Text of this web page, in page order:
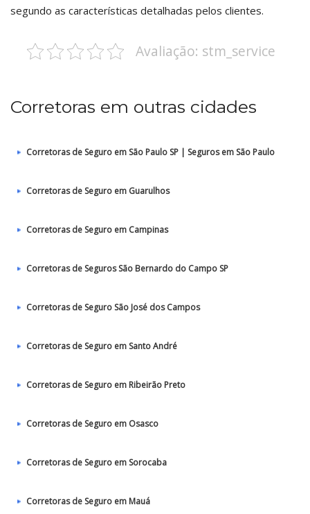
segundo as características detalhadas pelos clientes.
Avaliação: stm_service
Corretoras em outras cidades
Corretoras de Seguro em São Paulo SP | Seguros em São Paulo
Corretoras de Seguro em Guarulhos
Corretoras de Seguro em Campinas
Corretoras de Seguros São Bernardo do Campo SP
Corretoras de Seguro São José dos Campos
Corretoras de Seguro em Santo André
Corretoras de Seguro em Ribeirão Preto
Corretoras de Seguro em Osasco
Corretoras de Seguro em Sorocaba
Corretoras de Seguro em Mauá